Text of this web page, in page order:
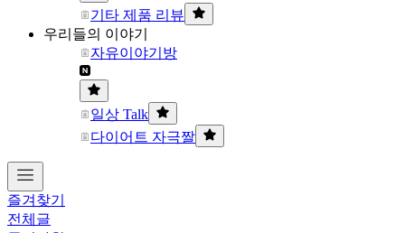
기타 제품 리뷰
우리들의 이야기
자유이야기방
일상 Talk
다이어트 자극짤
즐겨찾기
전체글